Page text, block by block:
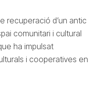
recuperació d’un antic
comunitari i cultural
ha impulsat
i cooperatives en